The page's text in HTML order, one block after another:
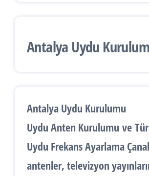
Antalya Uydu
Antalya Uydu Kurulumu
Uydu Anten Kurulumu ve
Uydu Frekans Ayarlama
antenler, televizyon